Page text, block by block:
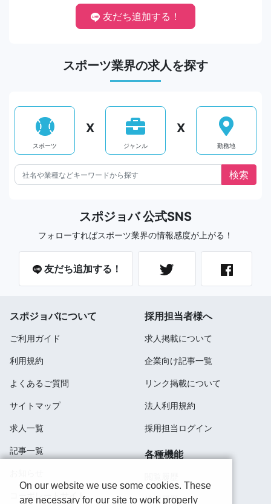
友だち追加する！
スポーツ業界の求人を探す
スポーツ
X
ジャンル
X
勤務地
スポジョバ 公式SNS
フォローすればスポーツ業界の情報感度が上がる！
友だち追加する！
スポジョバについて
ご利用ガイド
利用規約
よくあるご質問
サイトマップ
求人一覧
記事一覧
コーポレートサイト
採用担当者様へ
求人掲載について
企業向け記事一覧
リンク掲載について
法人利用規約
採用担当ログイン
各種機能
検索履歴
On our website we use some cookies. These
are necessary for our site to work properly